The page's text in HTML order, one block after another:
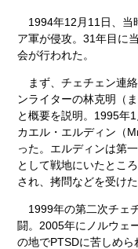
1994年12月11日、当
ア軍が侵攻。31年目に
会が行われた。
まず、チェチェン連
ンライターの林克明（
と概要を説明。1995年
カエル・エルディン（
った。エルディンは第
として戦地にいたとこ
され、拷問などを受け
1999年の第二次チェ
闘。2005年にノルウェ
の地でPTSDに苦しめ